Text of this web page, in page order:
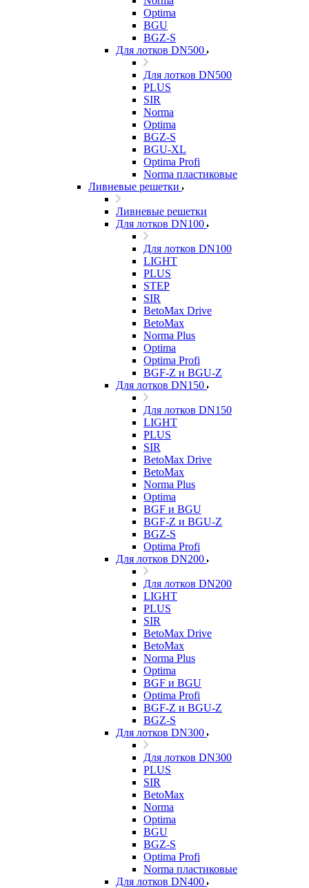
Optima
BGU
BGZ-S
Для лотков DN500
Для лотков DN500
PLUS
SIR
Norma
Optima
BGZ-S
BGU-XL
Optima Profi
Norma пластиковые
Ливневые решетки
Ливневые решетки
Для лотков DN100
Для лотков DN100
LIGHT
PLUS
STEP
SIR
BetoMax Drive
BetoMax
Norma Plus
Optima
Optima Profi
BGF-Z и BGU-Z
Для лотков DN150
Для лотков DN150
LIGHT
PLUS
SIR
BetoMax Drive
BetoMax
Norma Plus
Optima
BGF и BGU
BGF-Z и BGU-Z
BGZ-S
Optima Profi
Для лотков DN200
Для лотков DN200
LIGHT
PLUS
SIR
BetoMax Drive
BetoMax
Norma Plus
Optima
BGF и BGU
Optima Profi
BGF-Z и BGU-Z
BGZ-S
Для лотков DN300
Для лотков DN300
PLUS
SIR
BetoMax
Norma
Optima
BGU
BGZ-S
Optima Profi
Norma пластиковые
Для лотков DN400